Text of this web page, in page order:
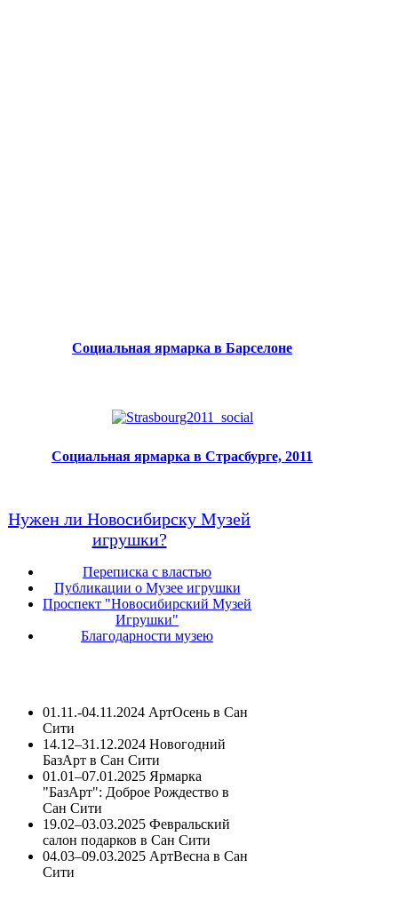
Социальная ярмарка в Барселоне
Социальная ярмарка в Страсбурге, 2011
Нужен ли Новосибирску Музей
игрушки?
Переписка с властью
Публикации о Музее игрушки
Проспект "Новосибирский Музей
Игрушки"
Благодарности музею
01.11.-04.11.2024 АртОсень в Сан
Сити
14.12–31.12.2024 Новогодний
БазАрт в Сан Сити
01.01–07.01.2025 Ярмарка
"БазАрт": Доброе Рождество в
Сан Сити
19.02–03.03.2025 Февральский
салон подарков в Сан Сити
04.03–09.03.2025 АртВесна в Сан
Сити